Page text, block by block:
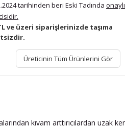
tarihinden beri Eski Tadında onaylı
ve üzeri siparişlerinizde taşıma
Üreticinin Tüm Ürünlerini Gör
kıvam arttırıcılardan uzak